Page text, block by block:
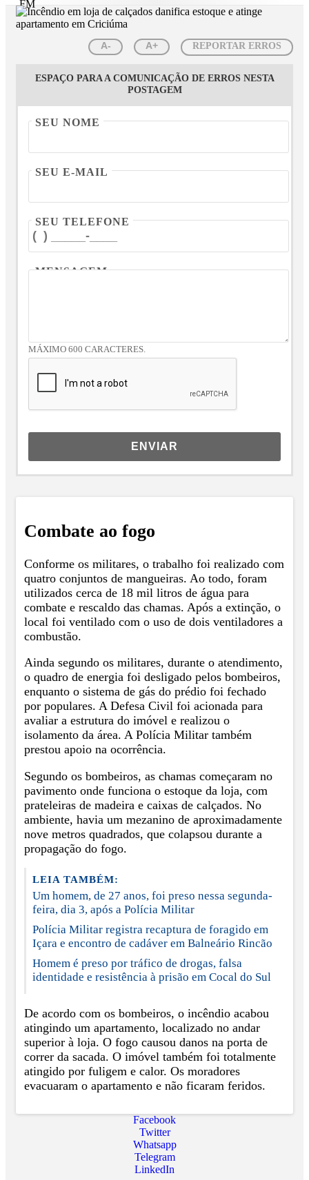
A- A+ REPORTAR ERROS
ESPAÇO PARA A COMUNICAÇÃO DE ERROS NESTA
POSTAGEM
SEU NOME
SEU E-MAIL
SEU TELEFONE
MENSAGEM
MÁXIMO 600 CARACTERES.
ENVIAR
Combate ao fogo
Conforme os militares, o trabalho foi realizado com
quatro conjuntos de mangueiras. Ao todo, foram
utilizados cerca de 18 mil litros de água para
combate e rescaldo das chamas. Após a extinção, o
local foi ventilado com o uso de dois ventiladores a
combustão.
Ainda segundo os militares, durante o atendimento,
o quadro de energia foi desligado pelos bombeiros,
enquanto o sistema de gás do prédio foi fechado
por populares. A Defesa Civil foi acionada para
avaliar a estrutura do imóvel e realizou o
isolamento da área. A Polícia Militar também
prestou apoio na ocorrência.
Segundo os bombeiros, as chamas começaram no
pavimento onde funciona o estoque da loja, com
prateleiras de madeira e caixas de calçados. No
ambiente, havia um mezanino de aproximadamente
nove metros quadrados, que colapsou durante a
propagação do fogo.
LEIA TAMBÉM:
Um homem, de 27 anos, foi preso nessa segunda-
feira, dia 3, após a Polícia Militar
Polícia Militar registra recaptura de foragido em
Içara e encontro de cadáver em Balneário Rincão
Homem é preso por tráfico de drogas, falsa
identidade e resistência à prisão em Cocal do Sul
De acordo com os bombeiros, o incêndio acabou
atingindo um apartamento, localizado no andar
superior à loja. O fogo causou danos na porta de
correr da sacada. O imóvel também foi totalmente
atingido por fuligem e calor. Os moradores
evacuaram o apartamento e não ficaram feridos.
Facebook
Twitter
Whatsapp
Telegram
LinkedIn